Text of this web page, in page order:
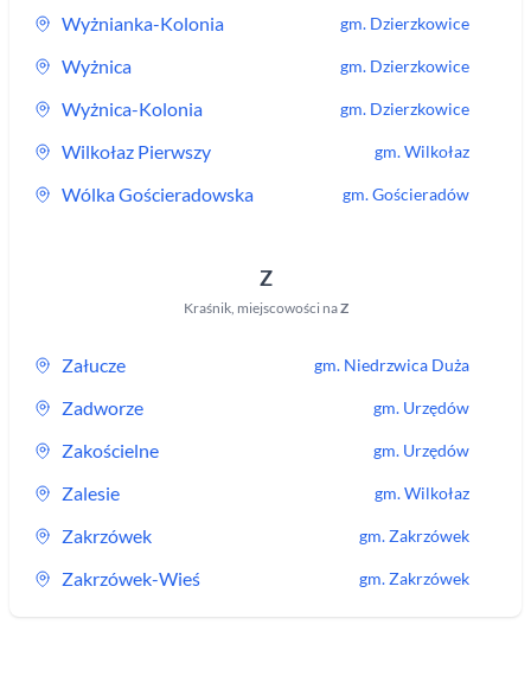
Wyżnianka-Kolonia gm. Dzierzkowice
Wyżnica gm. Dzierzkowice
Wyżnica-Kolonia gm. Dzierzkowice
Wilkołaz Pierwszy gm.Wilkołaz
Wólka Gościeradowska gm.Gościeradów
Z
Kraśnik, miejscowości naZ
Załucze gm. Niedrzwica Duża
Zadworze gm. Urzędów
Zakościelne gm. Urzędów
Zalesie gm.Wilkołaz
Zakrzówek gm.Zakrzówek
Zakrzówek-Wieś gm.Zakrzówek